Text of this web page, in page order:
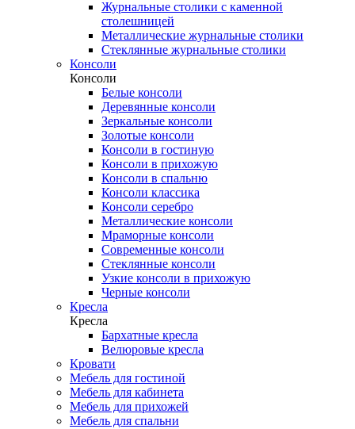
Журнальные столики с каменной
столешницей
Металлические журнальные столики
Стеклянные журнальные столики
Консоли
Консоли
Белые консоли
Деревянные консоли
Зеркальные консоли
Золотые консоли
Консоли в гостиную
Консоли в прихожую
Консоли в спальню
Консоли классика
Консоли серебро
Металлические консоли
Мраморные консоли
Современные консоли
Стеклянные консоли
Узкие консоли в прихожую
Черные консоли
Кресла
Кресла
Бархатные кресла
Велюровые кресла
Кровати
Мебель для гостиной
Мебель для кабинета
Мебель для прихожей
Мебель для спальни